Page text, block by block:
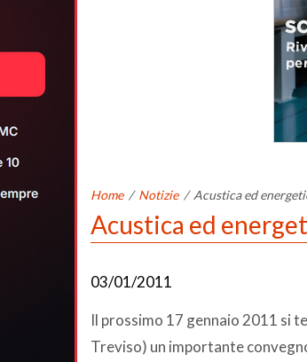
Home / Notizie / Acustica ed
Acustica ed
03/01/2011
Il prossimo 17 gennaio 2011 si
Treviso) un importante